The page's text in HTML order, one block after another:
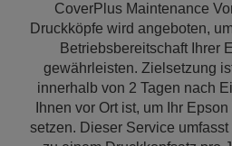
CoverPlus Maintenance
Druckköpfe wird angeboten,
Betriebsbereitschaft Ihrer
gewährleisten. Zielsetzung
innerhalb von 2 Tagen nach
Ihnen vor Ort ist, um Ihr
setzen. Dieser Service